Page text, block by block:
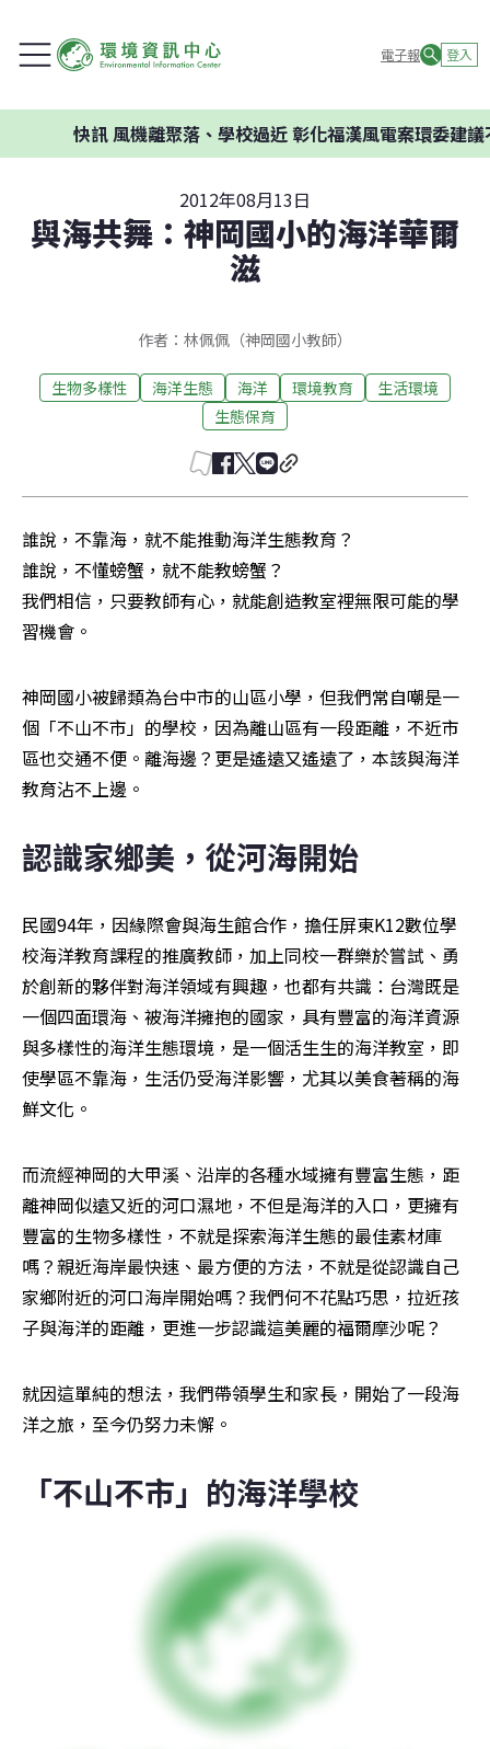
電子報 登入
風機離聚落、學校過近 彰化福漢風電案環委建議不應開發
2012年08月13日
與海共舞：神岡國小的海洋華爾
滋
作者：林佩佩（神岡國小教師）
生物多樣性 海洋生態 海洋 環境教育
生活環境
生態保育
誰說，不靠海，就不能推動海洋生態教育？
誰說，不懂螃蟹，就不能教螃蟹？
我們相信，只要教師有心，就能創造教室裡無限可能的學
習機會。
神岡國小被歸類為台中市的山區小學，但我們常自嘲是一
個「不山不市」的學校，因為離山區有一段距離，不近市
區也交通不便。離海邊？更是遙遠又遙遠了，本該與海洋
教育沾不上邊。
認識家鄉美，從河海開始
民國94年，因緣際會與海生館合作，擔任屏東K12數位學
校海洋教育課程的推廣教師，加上同校一群樂於嘗試、勇
於創新的夥伴對海洋領域有興趣，也都有共識：台灣既是
一個四面環海、被海洋擁抱的國家，具有豐富的海洋資源
與多樣性的海洋生態環境，是一個活生生的海洋教室，即
使學區不靠海，生活仍受海洋影響，尤其以美食著稱的海
鮮文化。
而流經神岡的大甲溪、沿岸的各種水域擁有豐富生態，距
離神岡似遠又近的河口濕地，不但是海洋的入口，更擁有
豐富的生物多樣性，不就是探索海洋生態的最佳素材庫
嗎？親近海岸最快速、最方便的方法，不就是從認識自己
家鄉附近的河口海岸開始嗎？我們何不花點巧思，拉近孩
子與海洋的距離，更進一步認識這美麗的福爾摩沙呢？
就因這單純的想法，我們帶領學生和家長，開始了一段海
洋之旅，至今仍努力未懈。
「不山不市」的海洋學校